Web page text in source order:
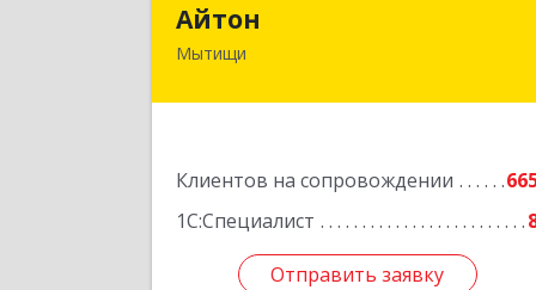
Айтон
Мытищи
Клиентов на сопровождении
1С:Специалист
Отправить заявку
141006, Московская обл, Мытищи г,
Подробнее
Отправить заявку